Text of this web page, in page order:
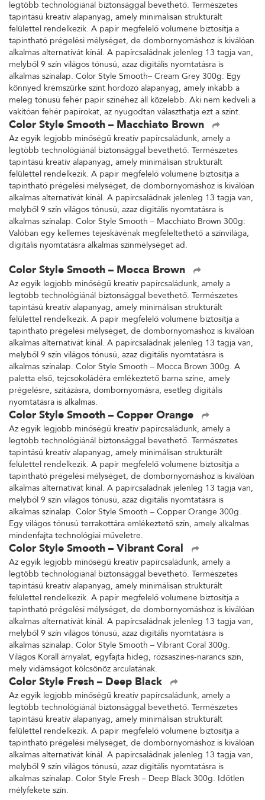
legtöbb technológiánál biztonsággal bevethető. Természetes
tapintású kreatív alapanyag, amely minimálisan strukturált
felülettel rendelkezik. A papír megfelelő volumene biztosítja a
tapintható prégelési mélységet, de dombornyomáshoz is kiválóan
alkalmas alternatívát kínál. A papírcsaládnak jelenleg 13 tagja van,
melyből 9 szín világos tónusú, azaz digitális nyomtatásra is
alkalmas színalap. Color Style Smooth– Cream Grey 300g: Egy
könnyed krémszürke színt hordozó alapanyag, amely inkább a
meleg tónusú fehér papír színéhez áll közelebb. Aki nem kedveli a
vakítóan fehér papírokat, az nyugodtan választhatja ezt a színt.
Color Style Smooth – Macchiato Brown
Az egyik legjobb minőségű kreatív papírcsaládunk, amely a
legtöbb technológiánál biztonsággal bevethető. Természetes
tapintású kreatív alapanyag, amely minimálisan strukturált
felülettel rendelkezik. A papír megfelelő volumene biztosítja a
tapintható prégelési mélységet, de dombornyomáshoz is kiválóan
alkalmas alternatívát kínál. A papírcsaládnak jelenleg 13 tagja van,
melyből 9 szín világos tónusú, azaz digitális nyomtatásra is
alkalmas színalap. Color Style Smooth – Macchiato Brown 300g:
Valóban egy kellemes tejeskávénak megfeleltethető a színvilága,
digitális nyomtatásra alkalmas színmélységet ad.
Color Style Smooth – Mocca Brown
Az egyik legjobb minőségű kreatív papírcsaládunk, amely a
legtöbb technológiánál biztonsággal bevethető. Természetes
tapintású kreatív alapanyag, amely minimálisan strukturált
felülettel rendelkezik. A papír megfelelő volumene biztosítja a
tapintható prégelési mélységet, de dombornyomáshoz is kiválóan
alkalmas alternatívát kínál. A papírcsaládnak jelenleg 13 tagja van,
melyből 9 szín világos tónusú, azaz digitális nyomtatásra is
alkalmas színalap. Color Style Smooth – Mocca Brown 300g. A
paletta első, tejcsokoládéra emlékeztető barna színe, amely
prégelésre, szitázásra, dombornyomásra, esetleg digitális
nyomtatásra is alkalmas.
Color Style Smooth – Copper Orange
Az egyik legjobb minőségű kreatív papírcsaládunk, amely a
legtöbb technológiánál biztonsággal bevethető. Természetes
tapintású kreatív alapanyag, amely minimálisan strukturált
felülettel rendelkezik. A papír megfelelő volumene biztosítja a
tapintható prégelési mélységet, de dombornyomáshoz is kiválóan
alkalmas alternatívát kínál. A papírcsaládnak jelenleg 13 tagja van,
melyből 9 szín világos tónusú, azaz digitális nyomtatásra is
alkalmas színalap. Color Style Smooth – Copper Orange 300g.
Egy világos tónusú terrakottára emlékeztető szín, amely alkalmas
mindenfajta technológiai műveletre.
Color Style Smooth – Vibrant Coral
Az egyik legjobb minőségű kreatív papírcsaládunk, amely a
legtöbb technológiánál biztonsággal bevethető. Természetes
tapintású kreatív alapanyag, amely minimálisan strukturált
felülettel rendelkezik. A papír megfelelő volumene biztosítja a
tapintható prégelési mélységet, de dombornyomáshoz is kiválóan
alkalmas alternatívát kínál. A papírcsaládnak jelenleg 13 tagja van,
melyből 9 szín világos tónusú, azaz digitális nyomtatásra is
alkalmas színalap. Color Style Smooth – Vibrant Coral 300g.
Világos Korall árnyalat, egyfajta hideg, rózsaszínes-narancs szín,
mely vidámságot kölcsönöz arculatának.
Color Style Fresh – Deep Black
Az egyik legjobb minőségű kreatív papírcsaládunk, amely a
legtöbb technológiánál biztonsággal bevethető. Természetes
tapintású kreatív alapanyag, amely minimálisan strukturált
felülettel rendelkezik. A papír megfelelő volumene biztosítja a
tapintható prégelési mélységet, de dombornyomáshoz is kiválóan
alkalmas alternatívát kínál. A papírcsaládnak jelenleg 13 tagja van,
melyből 9 szín világos tónusú, azaz digitális nyomtatásra is
alkalmas színalap. Color Style Fresh – Deep Black 300g. Időtlen
mélyfekete szín.